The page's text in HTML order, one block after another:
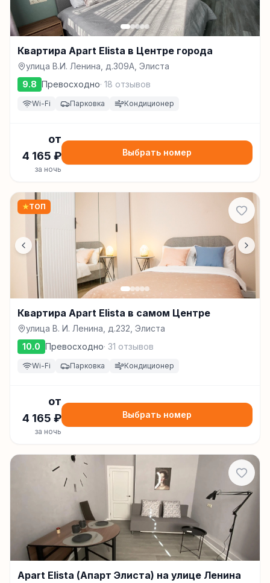
Квартира Apart Elista в Центре города
улица В.И. Ленина, д.309А, Элиста
9.8 Превосходно· 18 отзывов
Wi-Fi Парковка Кондиционер
от
4 165 ₽
за ночь
Выбрать номер
★ТОП
Квартира Apart Elista в самом Центре
улица В. И. Ленина, д.232, Элиста
10.0 Превосходно· 31 отзывов
Wi-Fi Парковка Кондиционер
от
4 165 ₽
за ночь
Выбрать номер
Apart Elista (Апарт Элиста) на улице Ленина